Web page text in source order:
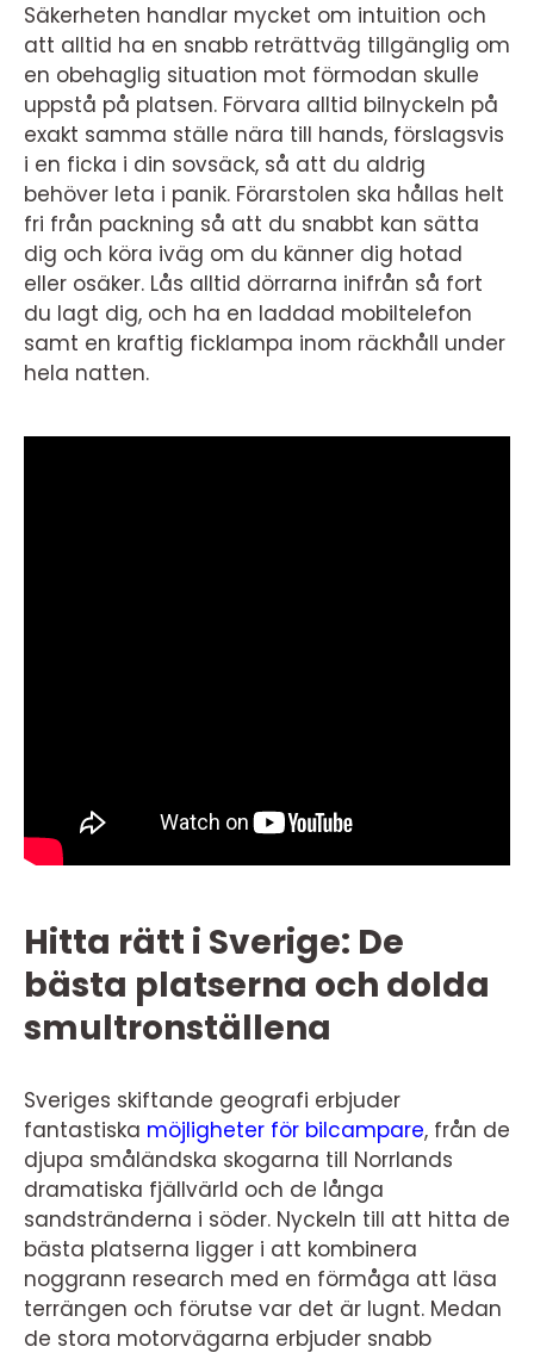
Säkerheten handlar mycket om intuition och
att alltid ha en snabb reträttväg tillgänglig om
en obehaglig situation mot förmodan skulle
uppstå på platsen. Förvara alltid bilnyckeln på
exakt samma ställe nära till hands, förslagsvis
i en ficka i din sovsäck, så att du aldrig
behöver leta i panik. Förarstolen ska hållas helt
fri från packning så att du snabbt kan sätta
dig och köra iväg om du känner dig hotad
eller osäker. Lås alltid dörrarna inifrån så fort
du lagt dig, och ha en laddad mobiltelefon
samt en kraftig ficklampa inom räckhåll under
hela natten.
Hitta rätt i Sverige: De
bästa platserna och dolda
smultronställena
Sveriges skiftande geografi erbjuder
fantastiska möjligheter för bilcampare, från de
djupa småländska skogarna till Norrlands
dramatiska fjällvärld och de långa
sandstränderna i söder. Nyckeln till att hitta de
bästa platserna ligger i att kombinera
noggrann research med en förmåga att läsa
terrängen och förutse var det är lugnt. Medan
de stora motorvägarna erbjuder snabb